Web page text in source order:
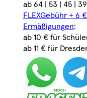
ab 64 | 53 | 45 |
FLEXGebühr + 6 €
Ermäßigungen:
ab 10 € für
ab 11 € für